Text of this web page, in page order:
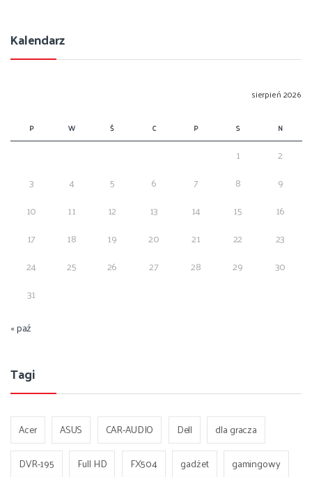
Kalendarz
sierpień 2026
P W Ś C P S N
1
2
3
4 5 6 7 8
9
10
11 12 13 14 15
16
17
18 19 20 21 22
23
24
25 26 27 28 29
30
31
« paź
Tagi
Acer ASUS CAR-AUDIO Dell
dla gracza
DVR-195
Full HD FX504 gadżet
gamingowy